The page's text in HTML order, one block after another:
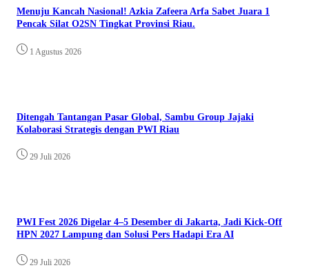
Menuju Kancah Nasional! Azkia Zafeera Arfa Sabet Juara 1
Pencak Silat O2SN Tingkat Provinsi Riau.
1 Agustus 2026
Ditengah Tantangan Pasar Global, Sambu Group Jajaki
Kolaborasi Strategis dengan PWI Riau
29 Juli 2026
PWI Fest 2026 Digelar 4–5 Desember di Jakarta, Jadi Kick-Off
HPN 2027 Lampung dan Solusi Pers Hadapi Era AI
29 Juli 2026